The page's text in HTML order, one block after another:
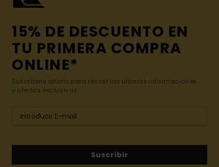
15% DE DESCUENTO EN
TU PRIMERA COMPRA
ONLINE*
Suscríbete ahora para recibir las ultimas informaciones
y ofertas exclusivas.
Suscribir